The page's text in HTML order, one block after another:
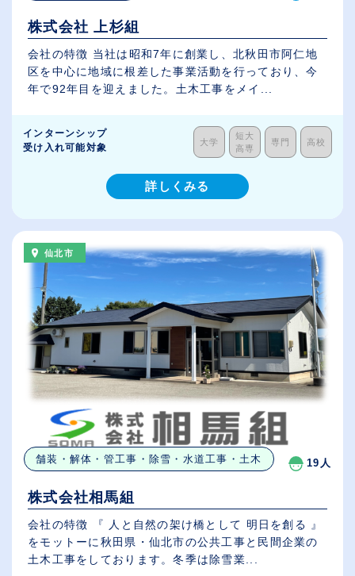
株式会社 上杉組
会社の特徴 当社は昭和7年に創業し、北秋田市阿仁地
区を中心に地域に根差した事業活動を行っており、今
年で92年目を迎えました。土木工事をメイ...
インターンシップ
受け入れ可能対象
大学
短大
高専
専門 高校
詳しくみる
仙北市
舗装・解体・管工事・除雪・水道工事・土木 19人
株式会社相馬組
会社の特徴 『 人と自然の架け橋として 明日を創る 』
をモットーに秋田県・仙北市の公共工事と民間企業の
土木工事をしております。冬季は除雪業...